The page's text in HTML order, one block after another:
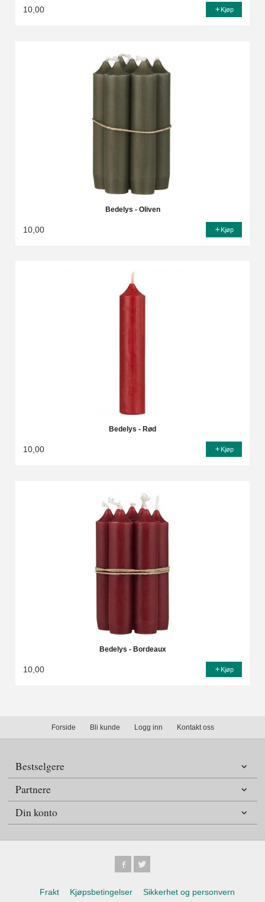
10,00 Kjøp
Bedelys - Oliven
10,00 Kjøp
Bedelys - Rød
10,00 Kjøp
Bedelys - Bordeaux
10,00 Kjøp
Forside Bli kunde Logg inn Kontakt oss
Bestselgere
Partnere
Din konto
Frakt Kjøpsbetingelser Sikkerhet og personvern